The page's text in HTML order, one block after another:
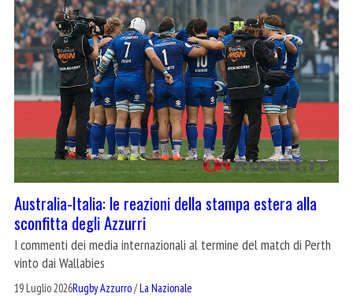
Australia-Italia: le reazioni della stampa estera alla
sconfitta degli Azzurri
I commenti dei media internazionali al termine del match di Perth
vinto dai Wallabies
19 Luglio 2026Rugby Azzurro/La Nazionale